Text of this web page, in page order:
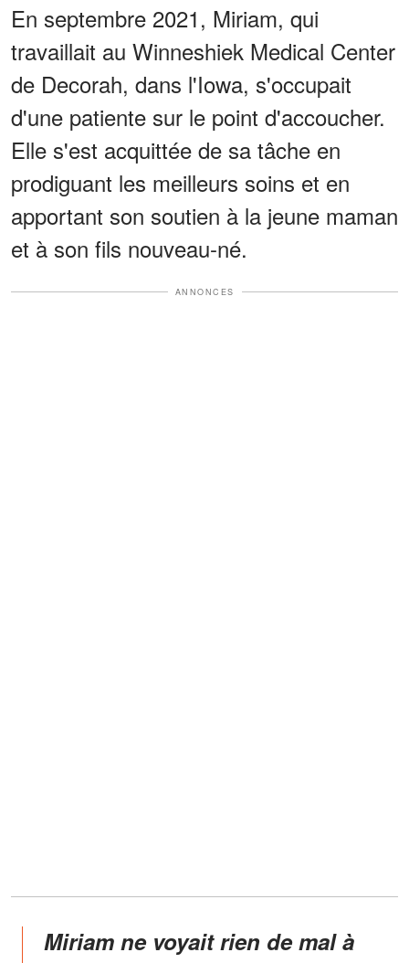
En septembre 2021, Miriam, qui
travaillait au Winneshiek Medical Center
de Decorah, dans l'Iowa, s'occupait
d'une patiente sur le point d'accoucher.
Elle s'est acquittée de sa tâche en
prodiguant les meilleurs soins et en
apportant son soutien à la jeune maman
et à son fils nouveau-né.
ANNONCES
Miriam ne voyait rien de mal à